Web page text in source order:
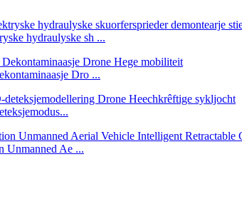
hydraulyske sh ...
Dro ...
Unmanned Ae ...